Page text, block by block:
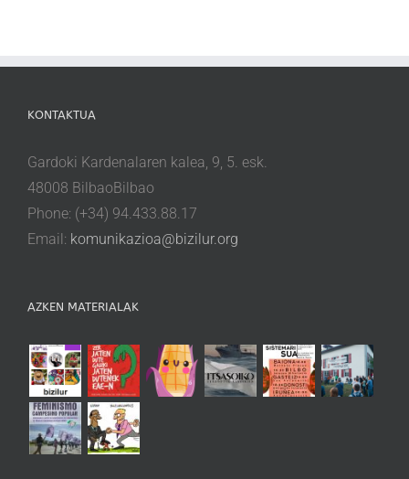
KONTAKTUA
Gardoki Kardenalaren kalea, 9, 5. esk.
48008 BilbaoBilbao
Phone: (+34) 94.433.88.17
Email: komunikazioa@bizilur.org
AZKEN MATERIALAK